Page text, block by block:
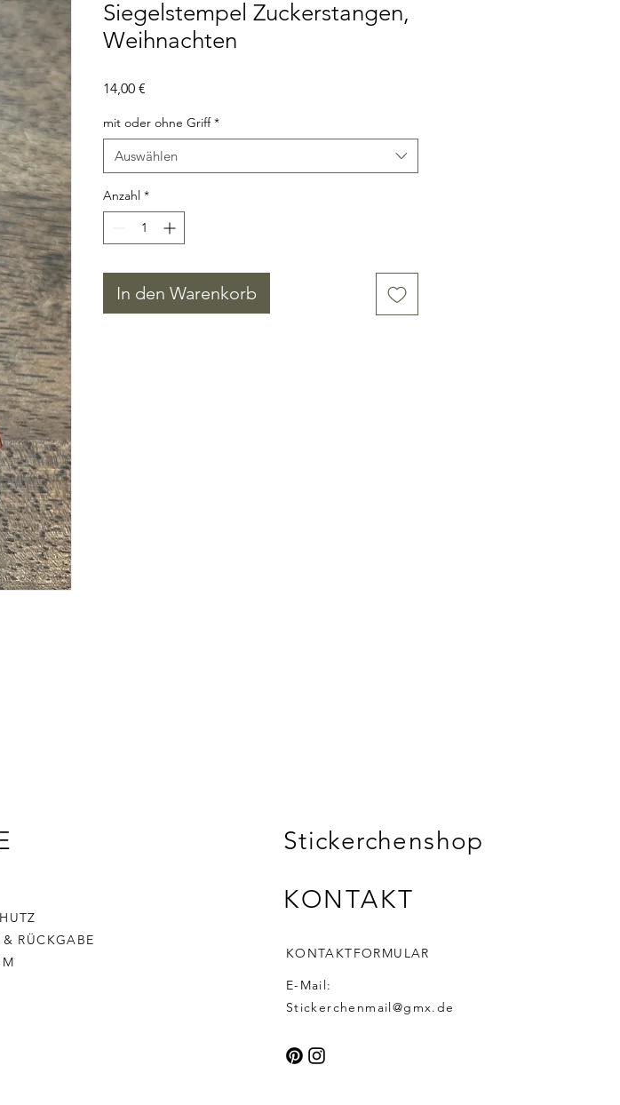
Siegelstempel Zuckerstangen,
Weihnachten
14,00 €
mit oder ohne Griff *
Auswählen
Anzahl *
In den Warenkorb
RÜCKGABE
Stickerchenshop
KONTAKT
KONTAKTFORMULAR
E-Mail:
Stickerchenmail@gmx.de